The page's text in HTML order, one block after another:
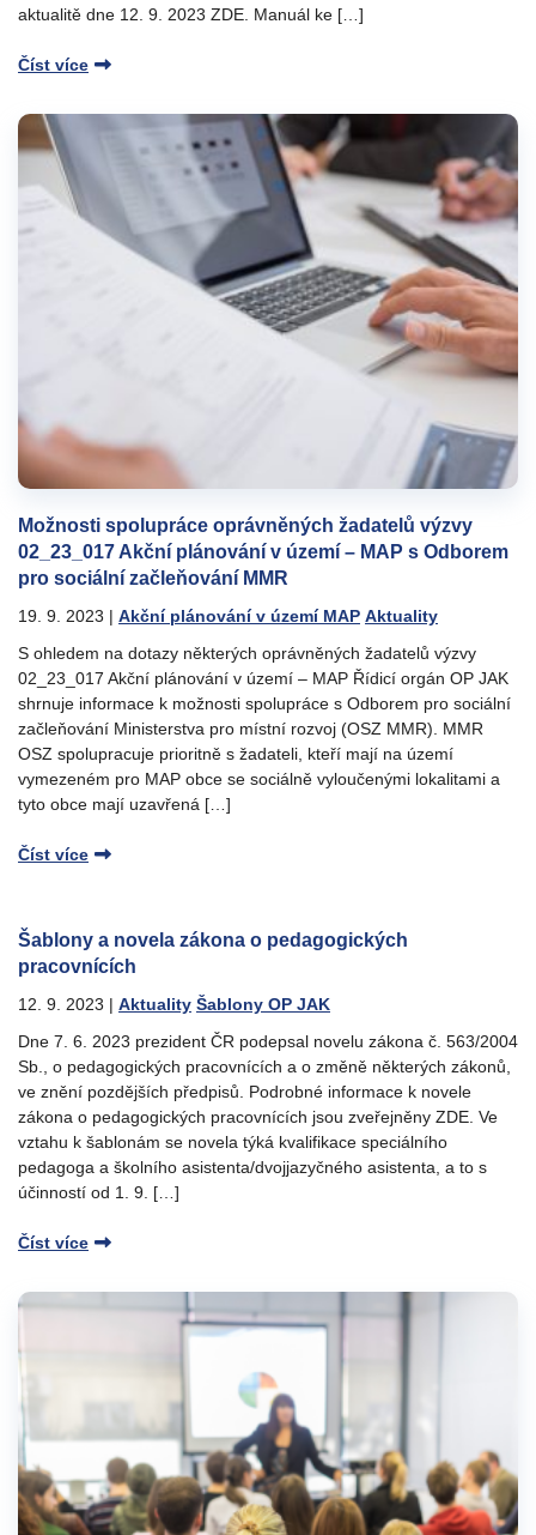
aktualitě dne 12. 9. 2023 ZDE. Manuál ke […]
Číst více
Možnosti spolupráce oprávněných žadatelů výzvy
02_23_017 Akční plánování v území – MAP s Odborem
pro sociální začleňování MMR
19. 9. 2023 | Akční plánování v území MAP Aktuality
S ohledem na dotazy některých oprávněných žadatelů výzvy
02_23_017 Akční plánování v území – MAP Řídicí orgán OP JAK
shrnuje informace k možnosti spolupráce s Odborem pro sociální
začleňování Ministerstva pro místní rozvoj (OSZ MMR). MMR
OSZ spolupracuje prioritně s žadateli, kteří mají na území
vymezeném pro MAP obce se sociálně vyloučenými lokalitami a
tyto obce mají uzavřená […]
Číst více
Šablony a novela zákona o pedagogických
pracovnících
12. 9. 2023 | Aktuality Šablony OP JAK
Dne 7. 6. 2023 prezident ČR podepsal novelu zákona č. 563/2004
Sb., o pedagogických pracovnících a o změně některých zákonů,
ve znění pozdějších předpisů. Podrobné informace k novele
zákona o pedagogických pracovnících jsou zveřejněny ZDE. Ve
vztahu k šablonám se novela týká kvalifikace speciálního
pedagoga a školního asistenta/dvojjazyčného asistenta, a to s
účinností od 1. 9. […]
Číst více